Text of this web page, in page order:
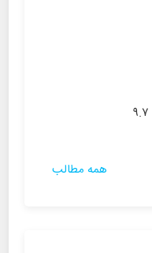
همه مطالب